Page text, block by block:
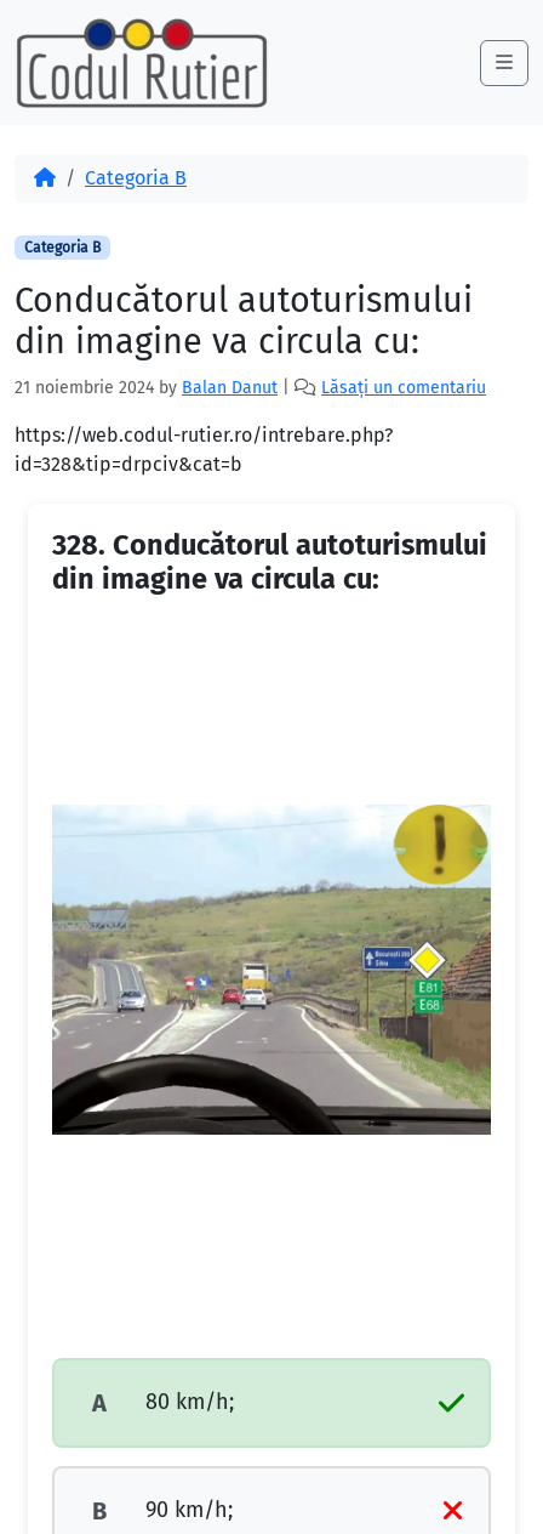
Skip to content
Skip to footer
AcasăCategoria B
Categoria B
Conducătorul autoturismului
din imagine va circula cu:
21 noiembrie 2024 by Balan Danut Lăsați un comentariu
https://web.codul-rutier.ro/intrebare.php?
id=328&tip=drpciv&cat=b
328. Conducătorul autoturismului
din imagine va circula cu:
A 80 km/h;
B 90 km/h;